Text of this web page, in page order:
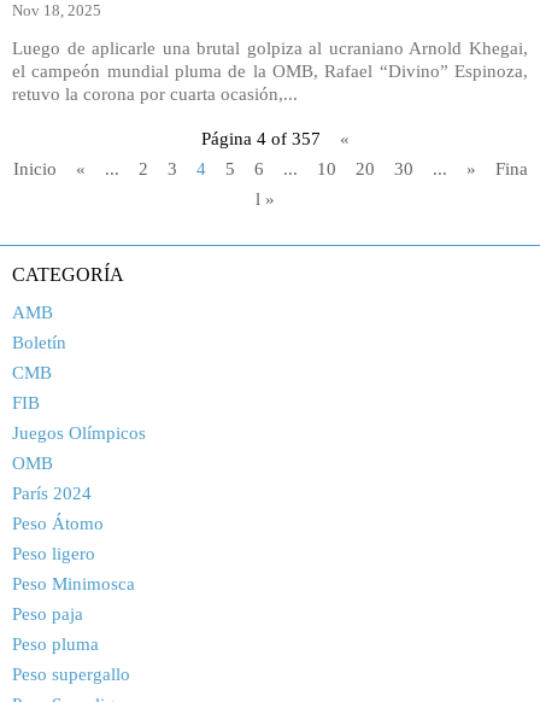
Nov 18, 2025
Luego de aplicarle una brutal golpiza al ucraniano Arnold Khegai,
el campeón mundial pluma de la OMB, Rafael “Divino” Espinoza,
retuvo la corona por cuarta ocasión,...
Página 4 of 357
«
Inicio
« ... 2 3 4 5 6 ... 10 20 30 ... »
Fina
l »
CATEGORÍA
AMB
Boletín
CMB
FIB
Juegos Olímpicos
OMB
París 2024
Peso Átomo
Peso ligero
Peso Minimosca
Peso paja
Peso pluma
Peso supergallo